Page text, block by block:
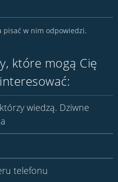
w nim odpowiedzi.
które mogą Cię
wiedzą. Dziwne
telefonu